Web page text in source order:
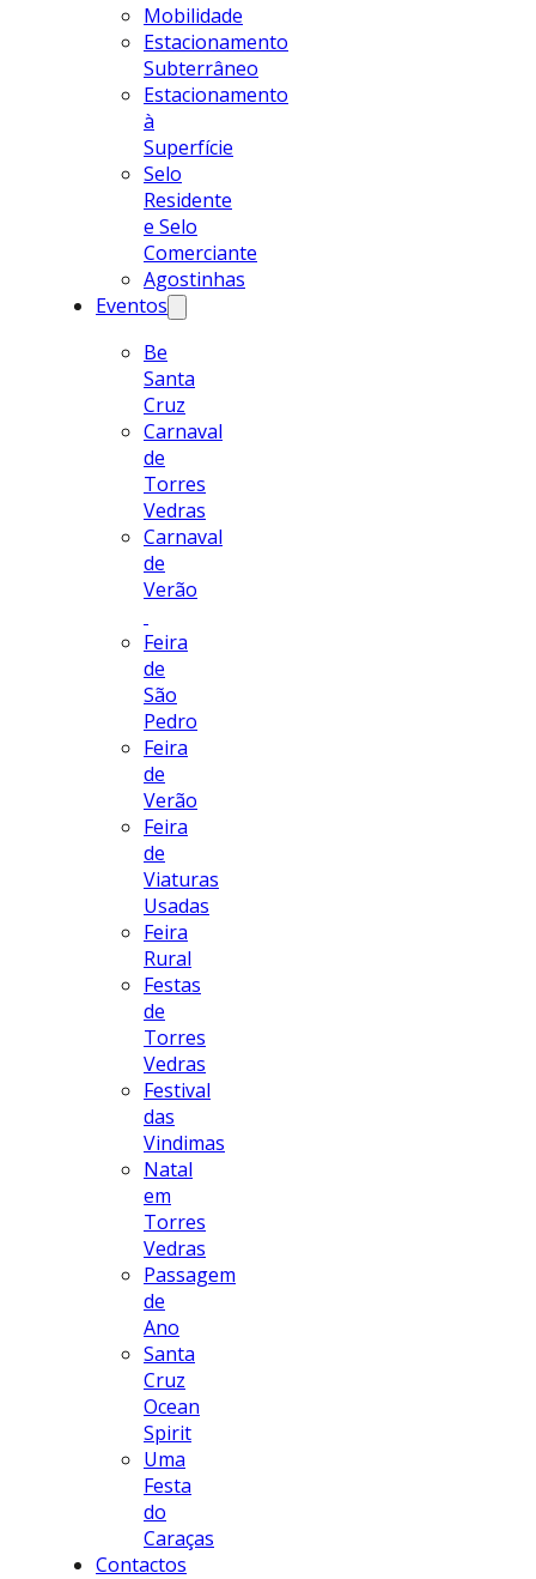
Mobilidade
Estacionamento
Subterrâneo
Estacionamento
à
Superfície
Selo
Residente
e Selo
Comerciante
Agostinhas
Eventos
Be
Santa
Cruz
Carnaval
de
Torres
Vedras
Carnaval
de
Verão
Feira
de
São
Pedro
Feira
de
Verão
Feira
de
Viaturas
Usadas
Feira
Rural
Festas
de
Torres
Vedras
Festival
das
Vindimas
Natal
em
Torres
Vedras
Passagem
de
Ano
Santa
Cruz
Ocean
Spirit
Uma
Festa
do
Caraças
Contactos